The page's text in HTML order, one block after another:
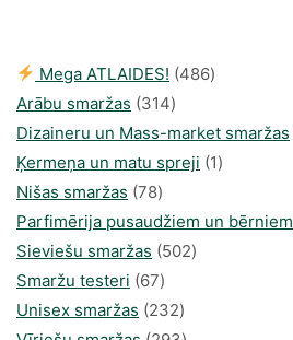
Mega ATLAIDES! 486486
Arābu smaržas 314314
produkti
Dizaineru un Mass-market smaržas
Ķermeņa un matu spreji 11
Nišas smaržas 7878
produkts
Parfimērija pusaudžiem un bērniem
Sieviešu smaržas 502502
Smaržu testeri 6767
produkts
Unisex smaržas 232232